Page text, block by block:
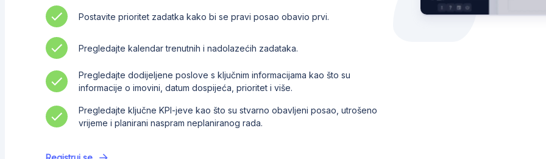
Postavite prioritet zadatka kako bi se pravi posao obavio prvi.
Pregledajte kalendar trenutnih i nadolazećih zadataka.
Pregledajte dodijeljene poslove s ključnim informacijama kao što su
informacije o imovini, datum dospijeća, prioritet i više.
Pregledajte ključne KPI-jeve kao što su stvarno obavljeni posao, utrošeno
vrijeme i planirani naspram neplaniranog rada.